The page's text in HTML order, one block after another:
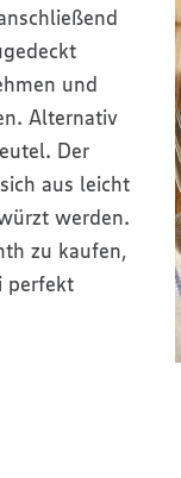
und
Alternativ
Der
aus leicht
werden.
zu kaufen,
perfekt